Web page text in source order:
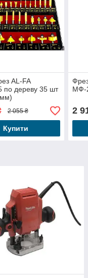
AL-FA
по дереву 35 шт
2 055 ₴
Купити
МФ-
2